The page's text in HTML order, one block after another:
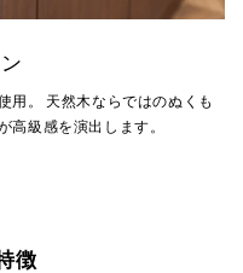
用。 天然木ならではのぬくも
高級感を演出します。
徴